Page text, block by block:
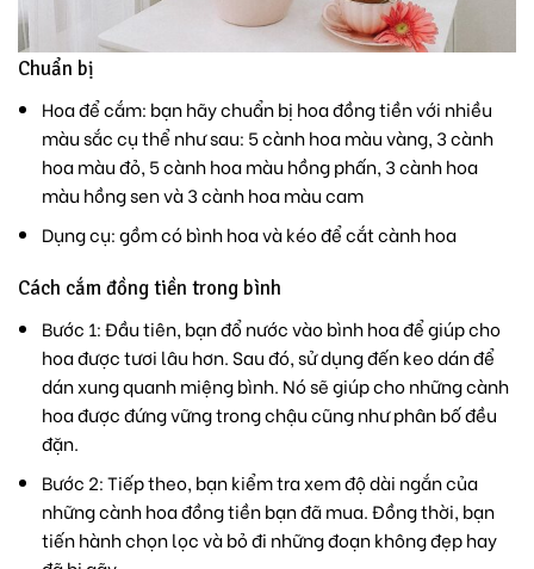
Chuẩn bị
Hoa để cắm: bạn hãy chuẩn bị hoa đồng tiền với nhiều
màu sắc cụ thể như sau: 5 cành hoa màu vàng, 3 cành
hoa màu đỏ, 5 cành hoa màu hồng phấn, 3 cành hoa
màu hồng sen và 3 cành hoa màu cam
Dụng cụ: gồm có bình hoa và kéo để cắt cành hoa
Cách cắm đồng tiền trong bình
Bước 1: Đầu tiên, bạn đổ nước vào bình hoa để giúp cho
hoa được tươi lâu hơn. Sau đó, sử dụng đến keo dán để
dán xung quanh miệng bình. Nó sẽ giúp cho những cành
hoa được đứng vững trong chậu cũng như phân bố đều
đặn.
Bước 2: Tiếp theo, bạn kiểm tra xem độ dài ngắn của
những cành hoa đồng tiền bạn đã mua. Đồng thời, bạn
tiến hành chọn lọc và bỏ đi những đoạn không đẹp hay